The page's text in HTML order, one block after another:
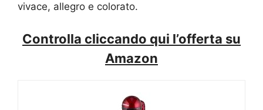
vivace, allegro e colorato.
Controlla cliccando qui l’offerta su
Amazon